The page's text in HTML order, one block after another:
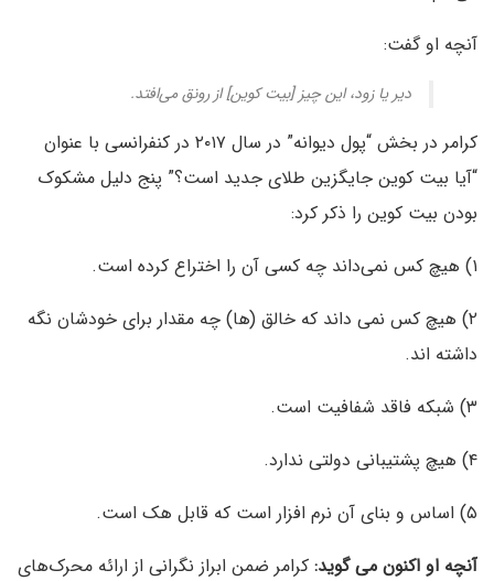
آنچه او گفت:
دیر یا زود، این چیز [بیت کوین] از رونق می‌افتد.
کرامر در بخش “پول دیوانه” در سال ۲۰۱۷ در کنفرانسی با عنوان
“آیا بیت کوین جایگزین طلای جدید است؟” پنج دلیل مشکوک
بودن بیت کوین را ذکر کرد:
۱) هیچ کس نمی‌داند چه کسی آن را اختراع کرده است.
۲) هیچ کس نمی داند که خالق (ها) چه مقدار برای خودشان نگه
داشته اند.
۳) شبکه فاقد شفافیت است.
۴) هیچ پشتیبانی دولتی ندارد.
۵) اساس و بنای آن نرم افزار است که قابل هک است.
آنچه او اکنون می گوید: کرامر ضمن ابراز نگرانی از ارائه محرک‌های